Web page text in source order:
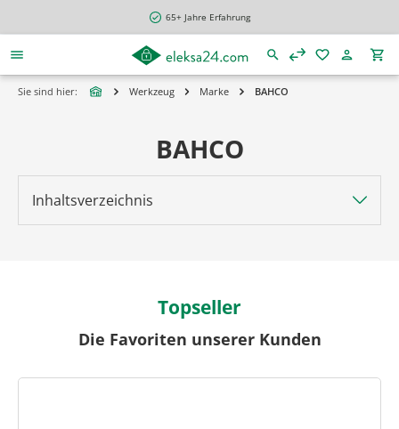
65+ Jahre Erfahrung
Sie sind hier: Werkzeug Marke BAHCO
Inhaltsverzeichnis
BAHCO
Topseller
Die Favoriten unserer Kunden